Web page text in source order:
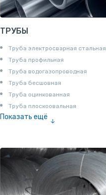
ТРУБЫ
Труба электросварная стальная
Труба профильная
Труба водогазопроводная
Труба бесшовная
Труба оцинкованная
Труба плоскоовальная
Показать ещё